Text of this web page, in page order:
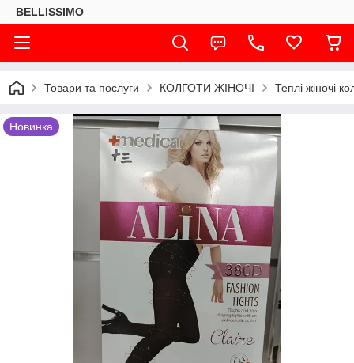
BELLISSIMO
Товари та послуги КОЛГОТИ ЖІНОЧІ Теплі жіночі
Новинка